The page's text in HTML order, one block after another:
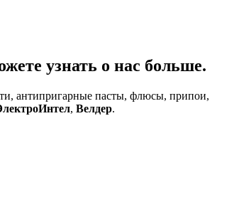
узнать о нас больше.
антипригарные пасты, флюсы, припои,
, Велдер.